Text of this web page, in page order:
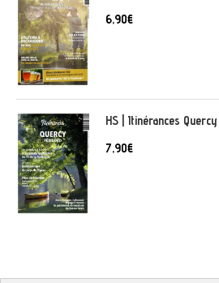
6,90€
HS | Itinérances
7,90€